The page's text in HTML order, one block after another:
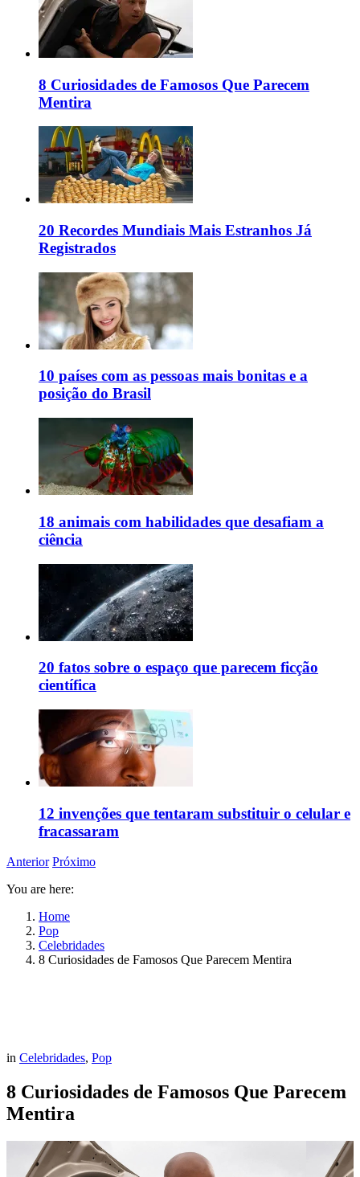
8 Curiosidades de Famosos Que Parecem
Mentira
20 Recordes Mundiais Mais Estranhos Já
Registrados
10 países com as pessoas mais bonitas e a
posição do Brasil
18 animais com habilidades que desafiam a
ciência
20 fatos sobre o espaço que parecem ficção
científica
12 invenções que tentaram substituir o celular e
fracassaram
Anterior Próximo
You are here:
Home
Pop
Celebridades
8 Curiosidades de Famosos Que Parecem Mentira
in Celebridades, Pop
8 Curiosidades de Famosos Que Parecem
Mentira